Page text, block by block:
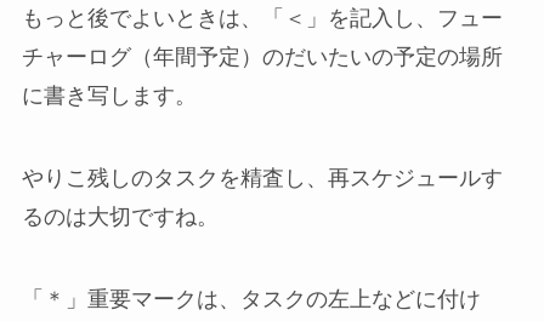
もっと後でよいときは、「＜」を記入し、フュー
チャーログ（年間予定）のだいたいの予定の場所
に書き写します。
やりこ残しのタスクを精査し、再スケジュールす
るのは大切ですね。
「＊」重要マークは、タスクの左上などに付け